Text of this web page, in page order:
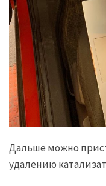
Дальше можно
удалению